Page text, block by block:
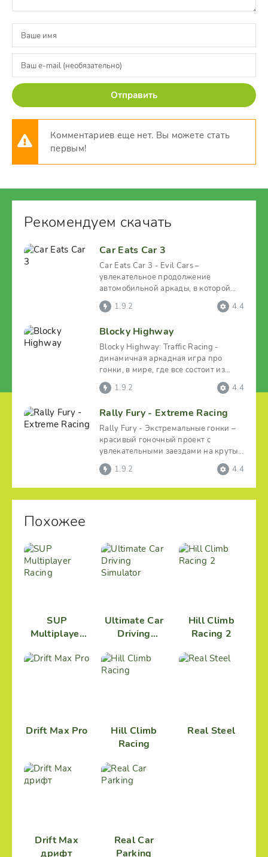
Отправить
Комментариев еще нет. Вы можете стать
первым!
Рекомендуем скачать
Car Eats Car 3
Car Eats Car 3 - Evil Cars –
увлекательное продолжение
автомобильной аркады, в которой
машины ведут жестокую борьбу, а
1.9.2 4.4
Blocky Highway
Blocky Highway: Traffic Racing -
динамичная аркадная игра про
гонки, в мире, где все состоит из
блоков. Сами же гонки
1.9.2 4.4
Rally Fury - Extreme Racing
Rally Fury - Экстремальные гонки –
красивый гоночный проект с
увлекательными заездами на крутых
ралли по разным
1.9.2 4.4
Похожее
SUP
Multiplayer
Ultimate Car
Driving
Hill Climb
Racing 2
Drift Max Pro
Hill Climb
Racing
Real Steel
Drift Max
дрифт
Real Car
Parking